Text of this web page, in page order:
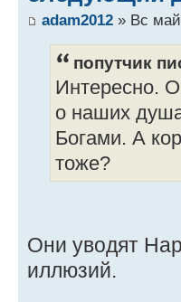
adam2012 » Вс
попутчик
Интересно.
о наших
Богами. А
тоже?
Они уводят
иллюзий.